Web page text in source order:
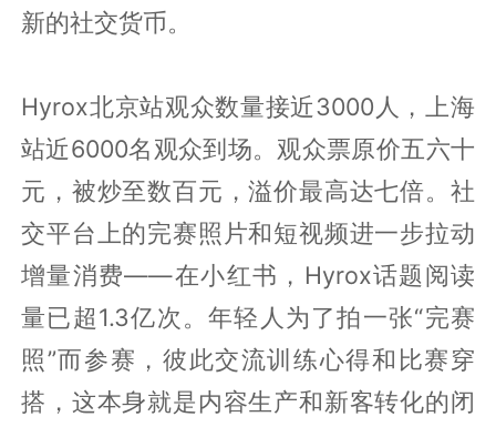
新的社交货币。
Hyrox北京站观众数量接近3000人，上海
站近6000名观众到场。观众票原价五六十
元，被炒至数百元，溢价最高达七倍。社
交平台上的完赛照片和短视频进一步拉动
增量消费——在小红书，Hyrox话题阅读
量已超1.3亿次。年轻人为了拍一张“完赛
照”而参赛，彼此交流训练心得和比赛穿
搭，这本身就是内容生产和新客转化的闭